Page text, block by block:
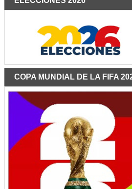
COPA MUNDIAL DE LA FIFA